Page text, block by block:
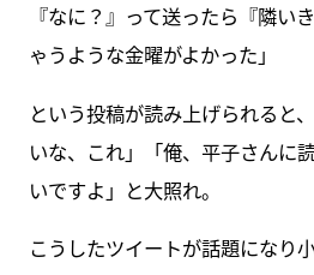
『なに？』って送ったら『隣い
ゃうような金曜がよかった」
という投稿が読み上げられると
いな、これ」「俺、平子さんに
いですよ」と大照れ。
こうしたツイートが話題になり